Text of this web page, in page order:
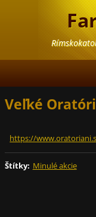
Veľké
https://
Štítky: Minulé akcie